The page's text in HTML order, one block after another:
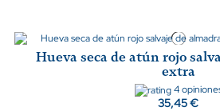
Hueva seca de atún rojo
extra
4
35,45 €